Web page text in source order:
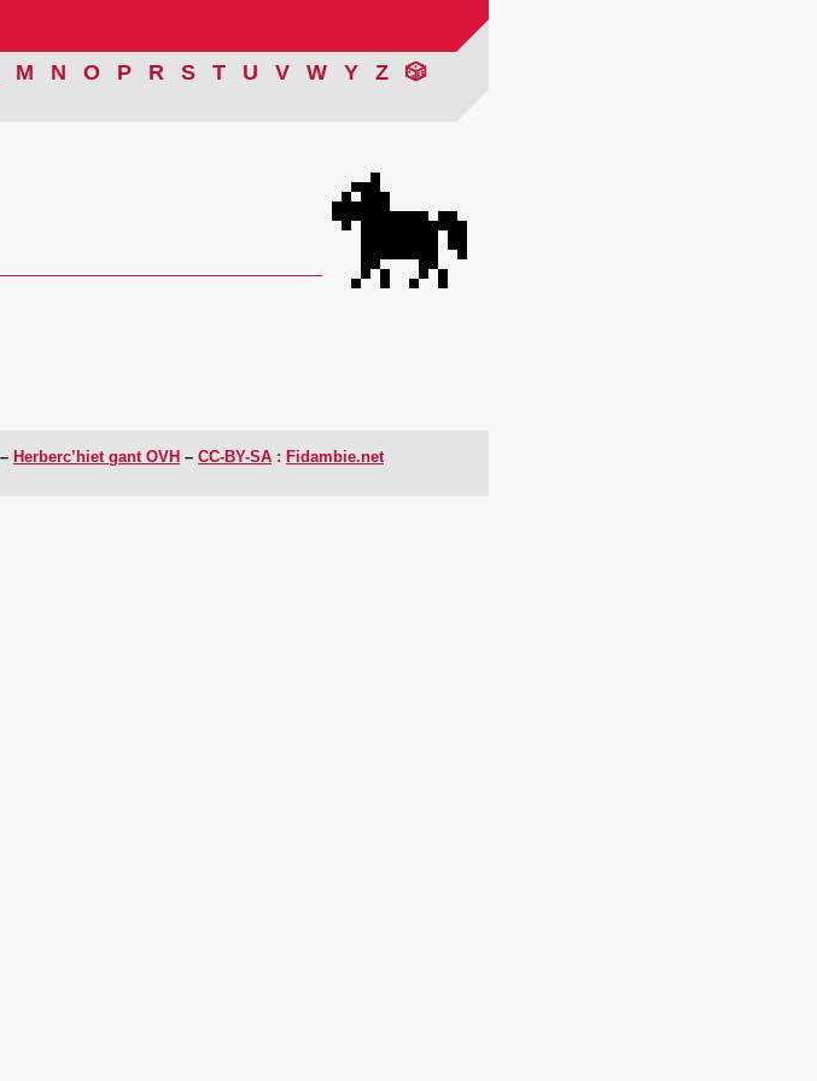
M N O P R S T U V W Y Z 🎲
🐎
Herberc’hiet gant OVH CC-BY-SA : Fidambie.net